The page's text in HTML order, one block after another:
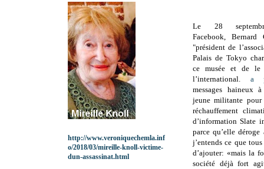
Le 28
Facebook, Bernard
"président de
Palais de Tokyo
ce musée et de le
l’international. a
messages haineux
jeune militante
réchauffement
d’information Slate
parce qu’elle
j’entends ce que
d’ajouter: «mais la
société déjà fort
http://www.veroniquechemla.inf
o/2018/03/mireille-knoll-victime-
dun-assassinat.html